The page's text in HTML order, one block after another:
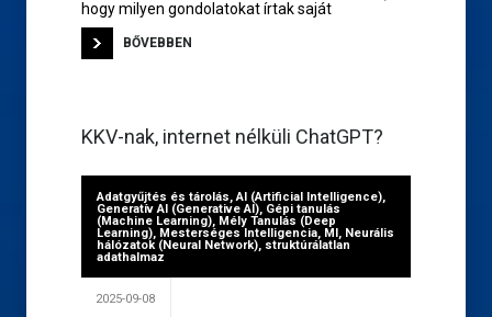
hogy milyen gondolatokat írtak saját
BŐVEBBEN
KKV-nak, internet nélküli ChatGPT?
Adatgyűjtés és tárolás,AI (Artificial Intelligence),
Generatív AI (Generative AI), Gépi tanulás
(Machine Learning), Mély Tanulás (Deep
Learning), Mesterséges Intelligencia, MI, Neurális
hálózatok (Neural Network), struktúrálatlan
adathalmaz
2025-09-08